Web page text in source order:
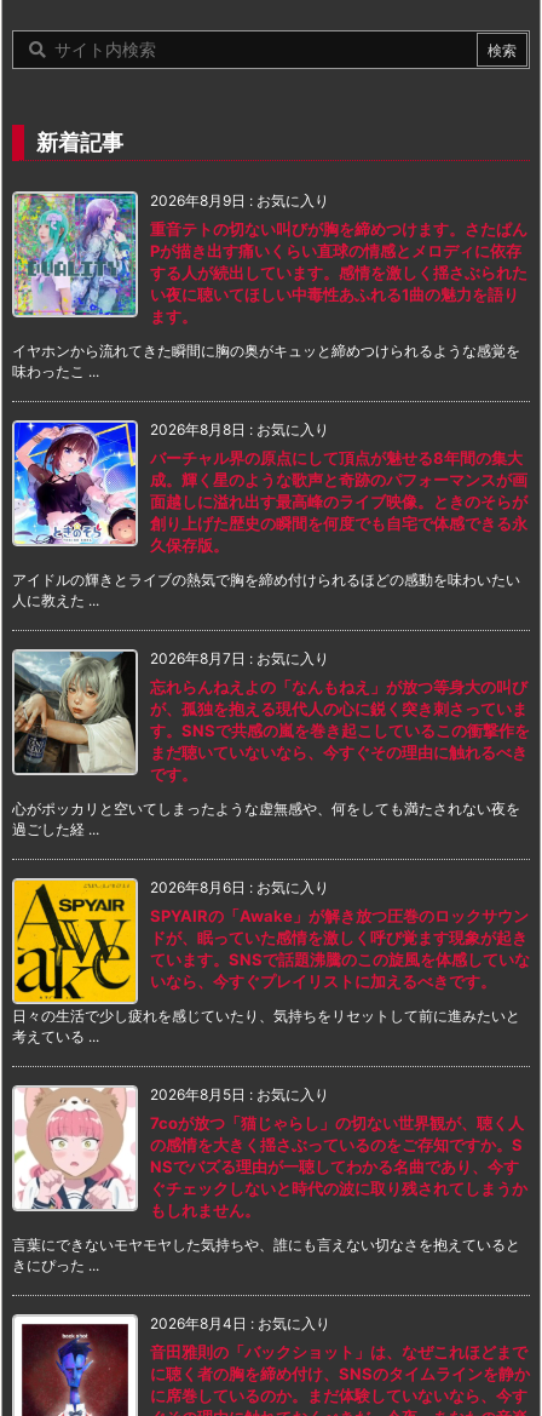
新着記事
2026年8月9日 : お気に入り
重音テトの切ない叫びが胸を締めつけます。さたぱん
Pが描き出す痛いくらい直球の情感とメロディに依存
する人が続出しています。感情を激しく揺さぶられた
い夜に聴いてほしい中毒性あふれる1曲の魅力を語り
ます。
イヤホンから流れてきた瞬間に胸の奥がキュッと締めつけられるような感覚を
味わったこ ...
2026年8月8日 : お気に入り
バーチャル界の原点にして頂点が魅せる8年間の集大
成。輝く星のような歌声と奇跡のパフォーマンスが画
面越しに溢れ出す最高峰のライブ映像。ときのそらが
創り上げた歴史の瞬間を何度でも自宅で体感できる永
久保存版。
アイドルの輝きとライブの熱気で胸を締め付けられるほどの感動を味わいたい
人に教えた ...
2026年8月7日 : お気に入り
忘れらんねえよの「なんもねえ」が放つ等身大の叫び
が、孤独を抱える現代人の心に鋭く突き刺さっていま
す。SNSで共感の嵐を巻き起こしているこの衝撃作を
まだ聴いていないなら、今すぐその理由に触れるべき
です。
心がポッカリと空いてしまったような虚無感や、何をしても満たされない夜を
過ごした経 ...
2026年8月6日 : お気に入り
SPYAIRの「Awake」が解き放つ圧巻のロックサウン
ドが、眠っていた感情を激しく呼び覚ます現象が起き
ています。SNSで話題沸騰のこの旋風を体感していな
いなら、今すぐプレイリストに加えるべきです。
日々の生活で少し疲れを感じていたり、気持ちをリセットして前に進みたいと
考えている ...
2026年8月5日 : お気に入り
7coが放つ「猫じゃらし」の切ない世界観が、聴く人
の感情を大きく揺さぶっているのをご存知ですか。S
NSでバズる理由が一聴してわかる名曲であり、今す
ぐチェックしないと時代の波に取り残されてしまうか
もしれません。
言葉にできないモヤモヤした気持ちや、誰にも言えない切なさを抱えていると
きにぴった ...
2026年8月4日 : お気に入り
音田雅則の「バックショット」は、なぜこれほどまで
に聴く者の胸を締め付け、SNSのタイムラインを静か
に席巻しているのか。まだ体験していないなら、今す